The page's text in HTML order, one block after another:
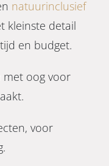
natuurinclusief
kleinste detail
en budget.
met oog voor
voor